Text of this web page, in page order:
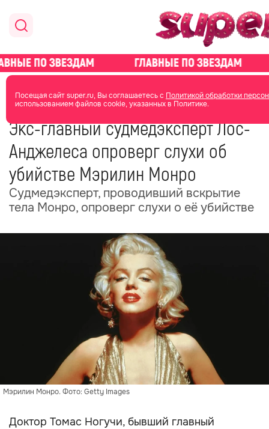
Посещая сайт super.ru, Вы соглашаетесь с Политикой обработки
использованием файлов cookie, указанных в Политике.
главная общество
Экс-главный судмедэксперт Лос-
Анджелеса опроверг слухи об
убийстве Мэрилин Монро
Судмедэксперт, проводивший вскрытие
тела Монро, опроверг слухи о её убийстве
Мэрилин Монро. Фото: Getty Images
Доктор Томас Ногучи, бывший главный